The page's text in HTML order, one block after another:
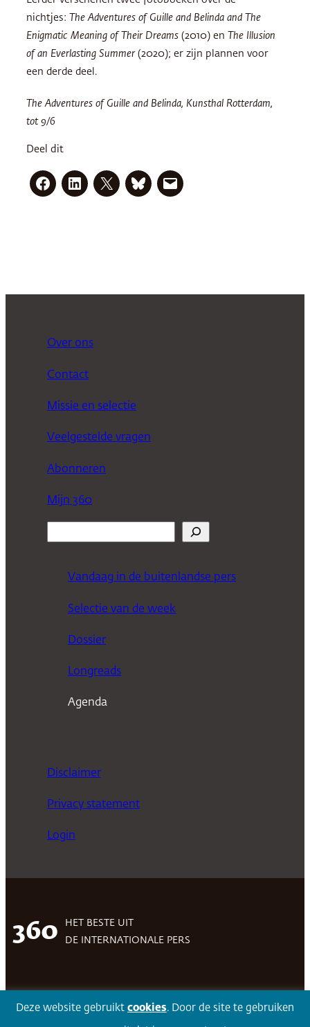
nichtjes: The Adventures of Guille and Belinda and The
Enigmatic Meaning of Their Dreams (2010) en The Illusion
of an Everlasting Summer(2020); er zijn plannen voor
een derde deel.
The Adventures of Guille and Belinda, Kunsthal Rotterdam,
tot 9/6
Deel dit
Over ons
Contact
Missie en selectie
Veelgestelde vragen
Abonneren
Mijn 360
Vandaag in de buitenlandse pers
Selectie van de week
Dossier
Longreads
Agenda
Disclaimer
Privacy statement
Login
360
HET BESTE UIT
DE INTERNATIONALE PERS
Volg 360Facebook LinkedIn Twitter
Deze website gebruikt cookies. Door de site te gebruiken